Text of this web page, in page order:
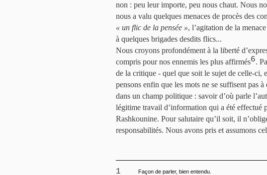
non : peu leur importe, peu nous chaut. Nous
nous a valu quelques menaces de procès des
« un flic de la pensée », l’agitation de la
à quelques brigades desdits flics...
Nous croyons profondément à la liberté
compris pour nos ennemis les plus affirmés6.
de la critique - quel que soit le sujet de celle-ci,
pensons enfin que les mots ne se suffisent pas
dans un champ politique : savoir d’où parle
légitime travail d’information qui a été effectué
Rashkounine. Pour salutaire qu’il soit, il
responsabilités. Nous avons pris et assumons
1 Façon de parler, bien entendu.